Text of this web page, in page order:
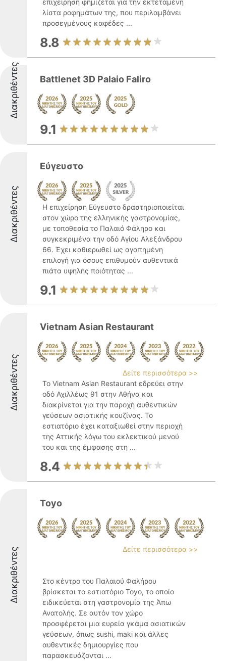
επιχείρηση φημίζεται για την εκτεταμένη
λίστα ροφημάτων της, που περιλαμβάνει
προσεγμένους καφέδες ...
8.8
Διακριθέντες Battlenet 3D Palaio Faliro
9.1
Διακριθέντες
Εύγευστο
Η επιχείρηση Εύγευστο δραστηριοποιείται
στον χώρο της ελληνικής γαστρονομίας,
με τοποθεσία το Παλαιό Φάληρο και
συγκεκριμένα την οδό Αγίου Αλεξάνδρου
66. Έχει καθιερωθεί ως αγαπημένη
επιλογή για όσους επιθυμούν αυθεντικά
πιάτα υψηλής ποιότητας ...
9.1
Διακριθέντες
Vietnam Asian Restaurant
Δείτε περισσότερα >>
Το Vietnam Asian Restaurant εδρεύει στην
οδό Αχιλλέως 91 στην Αθήνα και
διακρίνεται για την παροχή αυθεντικών
γεύσεων ασιατικής κουζίνας. Το
εστιατόριο έχει καταξιωθεί στην περιοχή
της Αττικής λόγω του εκλεκτικού μενού
του και της έμφασης στη ...
8.4
Διακριθέντες
Toyo
Δείτε περισσότερα >>
Στο κέντρο του Παλαιού Φαλήρου
βρίσκεται το εστιατόριο Toyo, το οποίο
ειδικεύεται στη γαστρονομία της Άπω
Ανατολής. Σε αυτόν τον χώρο
προσφέρεται μια ευρεία γκάμα ασιατικών
γεύσεων, όπως sushi, maki και άλλες
αυθεντικές δημιουργίες που
παρασκευάζονται ...